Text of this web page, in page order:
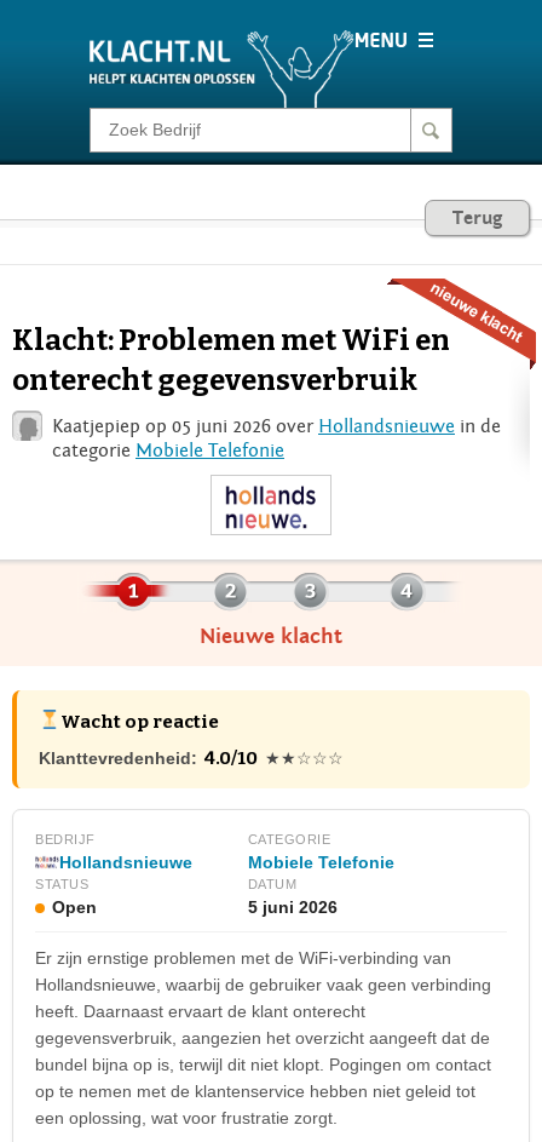
Klacht melden
Consumentenrecht
Voor Bedrijven
Login
Terug
Klacht: Problemen met WiFi en
onterecht gegevensverbruik
Kaatjepiep op 05 juni 2026 over Hollandsnieuwe in de
categorie Mobiele Telefonie
Nieuwe klacht
Wacht op reactie
Klanttevredenheid: 4.0/10 ★★☆☆☆
BEDRIJF
Hollandsnieuwe
CATEGORIE
Mobiele Telefonie
STATUS
Open
DATUM
5 juni 2026
Er zijn ernstige problemen met de WiFi-verbinding van
Hollandsnieuwe, waarbij de gebruiker vaak geen verbinding
heeft. Daarnaast ervaart de klant onterecht
gegevensverbruik, aangezien het overzicht aangeeft dat de
bundel bijna op is, terwijl dit niet klopt. Pogingen om contact
op te nemen met de klantenservice hebben niet geleid tot
een oplossing, wat voor frustratie zorgt.